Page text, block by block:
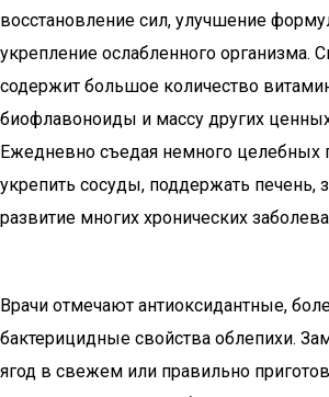
восстановление сил, улучшение
укрепление ослабленного организма.
содержит большое количество
биофлавоноиды и массу других
Ежедневно съедая немного целебных
укрепить сосуды, поддержать печень,
развитие многих хронических
Врачи отмечают антиоксидантные,
бактерицидные свойства облепихи.
ягод в свежем или правильно